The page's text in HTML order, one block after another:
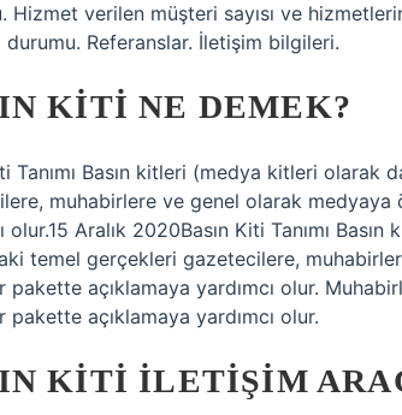
Hizmet verilen müşteri sayısı ve
Referanslar. İletişim bilgileri.
KITI NE DEMEK?
Tanımı Basın kitleri (medya kitleri
muhabirlere ve genel olarak medyaya
olur.15 Aralık 2020Basın Kiti Tanımı
temel gerçekleri gazetecilere,
pakette açıklamaya yardımcı olur.
pakette açıklamaya yardımcı olur.
KITI ILETIŞIM